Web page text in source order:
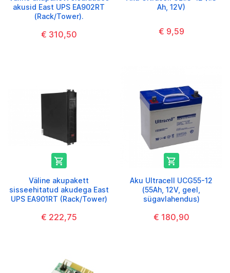
akusid East UPS EA902RT
(Rack/Tower).
€ 310,50
Ah, 12V)
€ 9,59

Väline akupakett
sisseehitatud akudega East
UPS EA901RT (Rack/Tower)
€ 222,75

Aku Ultracell UCG55-12
(55Ah, 12V, geel,
sügavlahendus)
€ 180,90